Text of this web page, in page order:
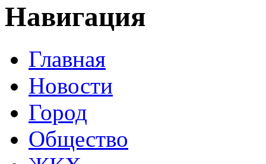
Навигация
Главная
Новости
Город
Общество